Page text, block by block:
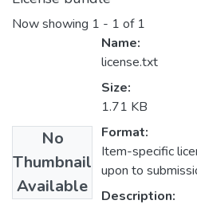
Now showing 1 - 1 of 1
No
Thumbnail
Available
Name:
license.txt
Size:
1.71 KB
Format:
Item-specific
upon to
Description: